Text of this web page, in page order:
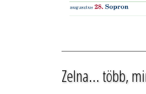
Zelna... több,